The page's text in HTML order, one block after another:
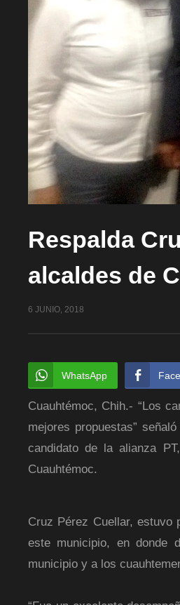
Respalda
alcaldes de
6 JUNIO, 2018
WhatsApp
Cuauhtémoc, Chih.- “Los
mejores propuestas”
candidato de la alianza
Cuauhtémoc.
Cruz Pérez Cuellar, estuvo
este municipio, en donde
municipio y a los